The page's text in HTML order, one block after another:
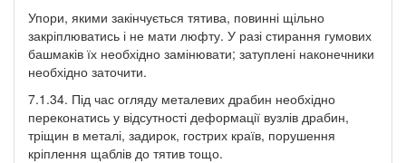
Упори, якими закінчується тятива, повинні щільно
закріплюватись і не мати люфту. У разі стирання гумових
башмаків їх необхідно замінювати; затуплені наконечники
необхідно заточити.
7.1.34. Під час огляду металевих драбин необхідно
переконатись у відсутності деформації вузлів драбин,
тріщин в металі, задирок, гострих країв, порушення
кріплення щаблів до тятив тощо.